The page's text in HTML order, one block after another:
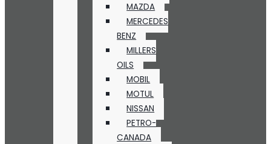
MAZDA
MERCEDES
BENZ
MILLERS
OILS
MOBIL
MOTUL
NISSAN
PETRO-
CANADA